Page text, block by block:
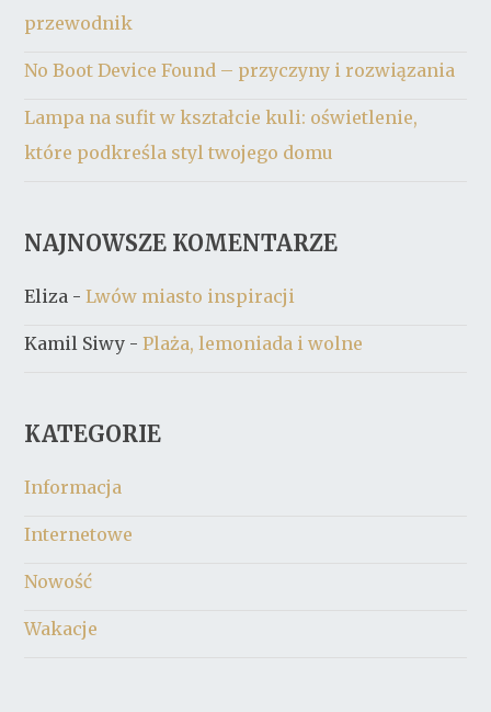
przewodnik
No Boot Device Found – przyczyny i rozwiązania
Lampa na sufit w kształcie kuli: oświetlenie,
które podkreśla styl twojego domu
NAJNOWSZE KOMENTARZE
Eliza -Lwów miasto inspiracji
Kamil Siwy -Plaża, lemoniada i wolne
KATEGORIE
Informacja
Internetowe
Nowość
Wakacje